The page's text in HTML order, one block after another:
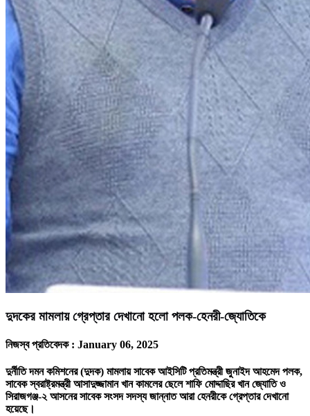
দুদকের মামলায় গ্রেপ্তার দেখানো হলো পলক-হেনরী-জ্যোতিকে
নিজস্ব প্রতিবেদক : January 06, 2025
দুর্নীতি দমন কমিশনের (দুদক) মামলায় সাবেক আইসিটি প্রতিমন্ত্রী জুনাইদ আহমেদ পলক,
সাবেক স্বরাষ্ট্রমন্ত্রী আসাদুজ্জামান খান কামলের ছেলে শাফি মোদ্দাছির খান জ্যোতি ও
সিরাজগঞ্জ-২ আসনের সাবেক সংসদ সদস্য জান্নাত আরা হেনরীকে গ্রেপ্তার দেখানো
হয়েছে।